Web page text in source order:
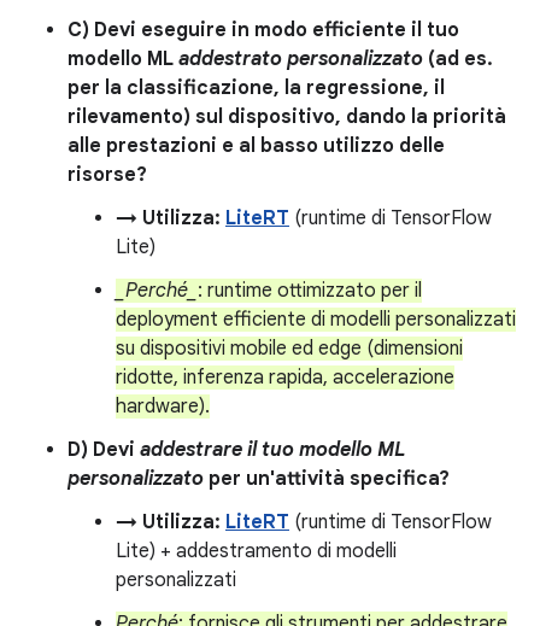
C) Devi eseguire in modo efficiente il tuo
modello ML addestrato personalizzato (ad es.
per la classificazione, la regressione, il
rilevamento) sul dispositivo, dando la priorità
alle prestazioni e al basso utilizzo delle
risorse?
→ Utilizza: LiteRT (runtime di TensorFlow
Lite)
_Perché_ : runtime ottimizzato per il
deployment efficiente di modelli personalizzati
su dispositivi mobile ed edge (dimensioni
ridotte, inferenza rapida, accelerazione
hardware).
D) Devi addestrare il tuo modello ML
personalizzato per un'attività specifica?
→ Utilizza: LiteRT (runtime di TensorFlow
Lite) + addestramento di modelli
personalizzati